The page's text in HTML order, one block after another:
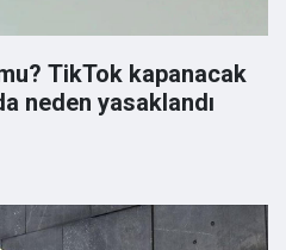
TikTok kapanacak
neden yasaklandı